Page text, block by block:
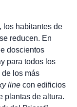
los habitantes de
reducen. En
doscientos
para todos los
de los más
linecon edificios
plantas de altura.